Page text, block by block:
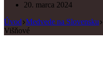
20. marca 2024
Úvod Medvede na Slovensku
Višňové